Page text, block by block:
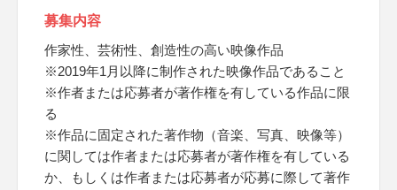
募集内容
作家性、芸術性、創造性の高い映像作品
※2019年1月以降に制作された映像作品であること
※作者または応募者が著作権を有している作品に限
る
※作品に固定された著作物（音楽、写真、映像等）
に関しては作者または応募者が著作権を有している
か、もしくは作者または応募者が応募に際して著作